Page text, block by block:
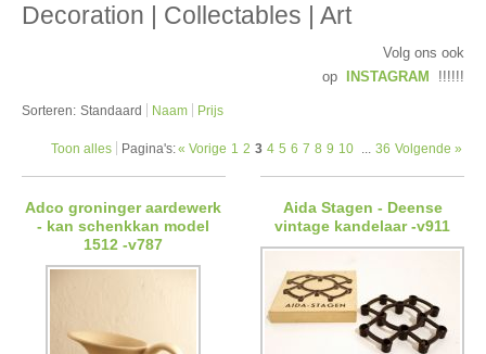
Decoration | Collectables | Art
Volg ons ook
op
INSTAGRAM !!!!!!
Sorteren: Standaard Naam Prijs
Toon alles Pagina's:« Vorige 1 2 3 4 5 6 7 8 9 10 36 Volgende »
Adco groninger aardewerk
- kan schenkkan model
1512 -v787
Aida Stagen - Deense
vintage kandelaar -v911